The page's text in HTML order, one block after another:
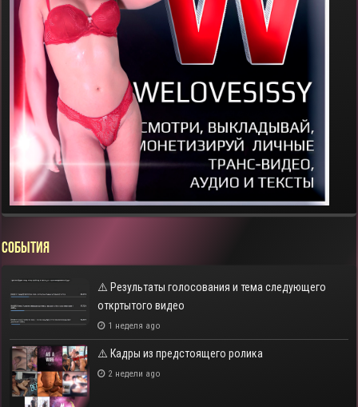
СОБЫТИЯ
⚠️ Результаты голосования и тема следующего
откртытого видео
1 неделя ago
⚠️ Кадры из предстоящего ролика
2 недели ago